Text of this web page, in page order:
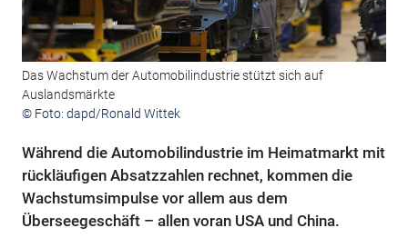
Das Wachstum der Automobilindustrie stützt sich auf
Auslandsmärkte
© Foto: dapd/Ronald Wittek
Während die Automobilindustrie im Heimatmarkt mit
rückläufigen Absatzzahlen rechnet, kommen die
Wachstumsimpulse vor allem aus dem
Überseegeschäft – allen voran USA und China.